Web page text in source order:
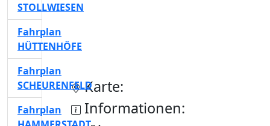
Karte:
Informationen:
STOLLWIESEN
Fahrplan
HÜTTENHÖFE
Fahrplan
SCHEURENFELD
Fahrplan